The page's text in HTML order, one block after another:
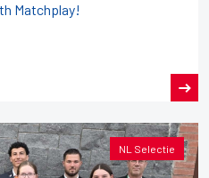
Matchplay!
NL Selectie